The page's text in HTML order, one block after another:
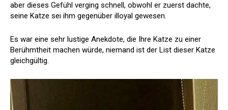
aber dieses Gefühl verging schnell, obwohl er zuerst dachte,
seine Katze sei ihm gegenüber illoyal gewesen.
Es war eine sehr lustige Anekdote, die Ihre Katze zu einer
Berühmtheit machen würde, niemand ist der List dieser Katze
gleichgültig.